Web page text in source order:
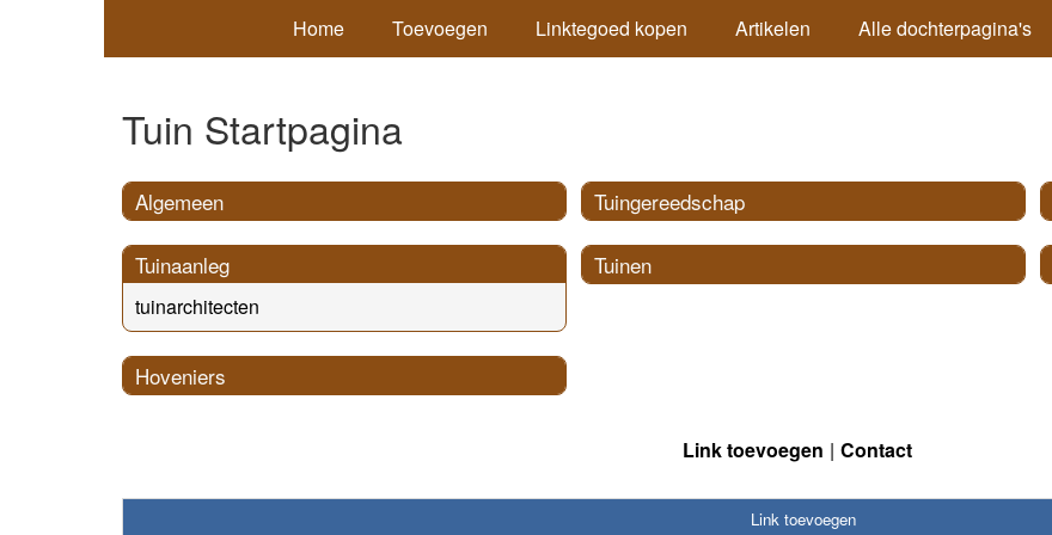
Home Toevoegen Linktegoed kopen Artikelen Alle dochterpagina's
Tuin Startpagina
Algemeen
Tuinaanleg
tuinarchitecten
Hoveniers
Tuingereedschap
Tuinen
Link toevoegen Contact
Link toevoegen